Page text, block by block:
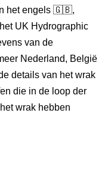
het engels 🇬🇧,
UK Hydrographic
van de
Nederland, België
details van het wrak
die in de loop der
wrak hebben